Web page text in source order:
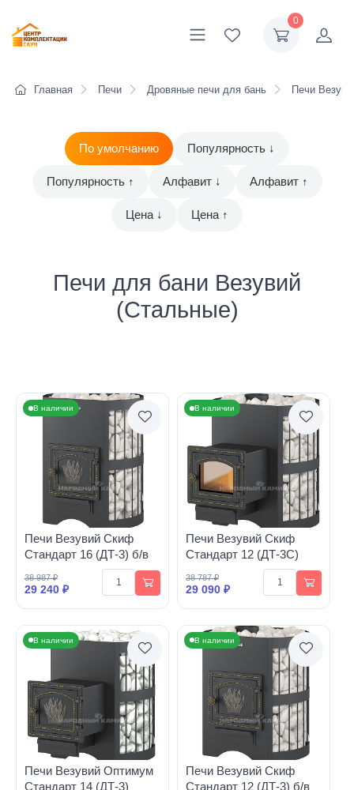
0
Главная Печи Дровяные печи для бань Печи
По умолчанию Популярность ↓
Популярность ↑ Алфавит ↓ Алфавит ↑
Цена ↓ Цена ↑
Печи для бани Везувий
(Стальные)
В наличии
Печи Везувий Скиф
Стандарт 16 (ДТ-3) б/в
38 987 ₽
29 240 ₽
В наличии
Печи Везувий Скиф
Стандарт 12 (ДТ-3С)
38 787 ₽
29 090 ₽
В наличии
Печи Везувий Оптимум
Стандарт 14 (ДТ-3)
В наличии
Печи Везувий Скиф
Стандарт 12 (ДТ-3) б/в